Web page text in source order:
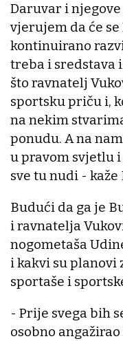
Daruvar i
vjerujem da će
kontinuirano
treba i sredstava
što ravnatelj
sportsku priču i,
na nekim
ponudu. A na
u pravom svjetlu
sve tu nudi - kaže
Budući da ga je
i ravnatelja
nogometaša
i kakvi su planovi
sportaše i
- Prije svega bih
osobno